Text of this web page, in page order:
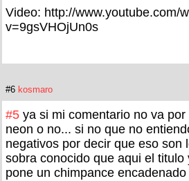
Video: http://www.youtube.com/
v=9gsVHOjUn0s
#6 kosmaro
#5 ya si mi comentario no va
neon o no... si no que no
negativos por decir que eso son
sobra conocido que aqui el titulo
pone un chimpance